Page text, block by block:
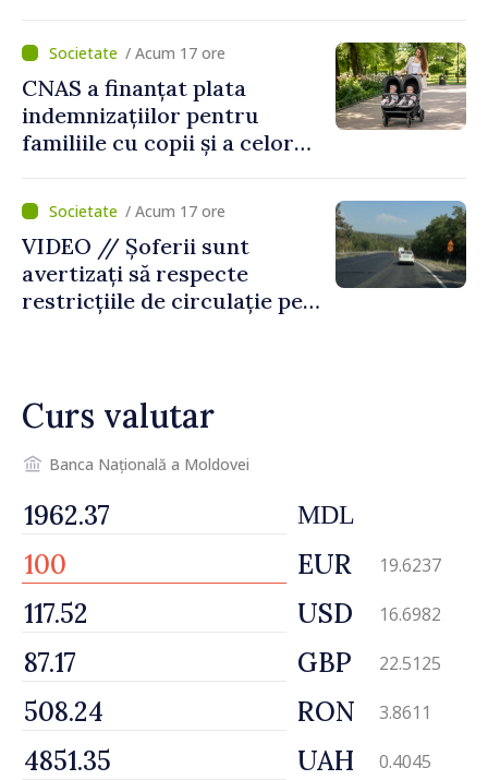
despre parcursul european
al Republicii Moldova.
/ Acum 17 ore
CNAS a finanțat plata
indemnizațiilor pentru
familiile cu copii și a celor
temporară de muncă
/ Acum 17 ore
VIDEO // Șoferii sunt
avertizați să respecte
restricțiile de circulație pe
Curs valutar
Banca Națională a Moldovei
MDL
EUR 19.6237
USD 16.6982
GBP 22.5125
RON 3.8611
UAH 0.4045